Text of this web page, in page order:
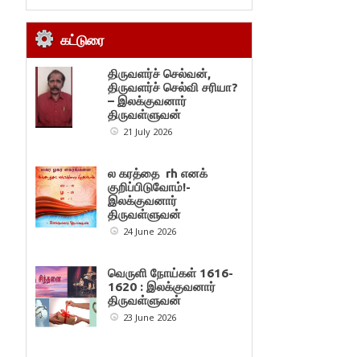
கட்டுரை
திருவளர்ச் செல்வன்,
திருவளர்ச் செல்வி சரியா?
– இலக்குவனார்
திருவள்ளுவன்
21 July 2026
ல கரத்தை rh எனக்
குறிப்பிடுவோம்!-
இலக்குவனார்
திருவள்ளுவன்
24 June 2026
வெருளி நோய்கள் 1616-
1620 : இலக்குவனார்
திருவள்ளுவன்
23 June 2026